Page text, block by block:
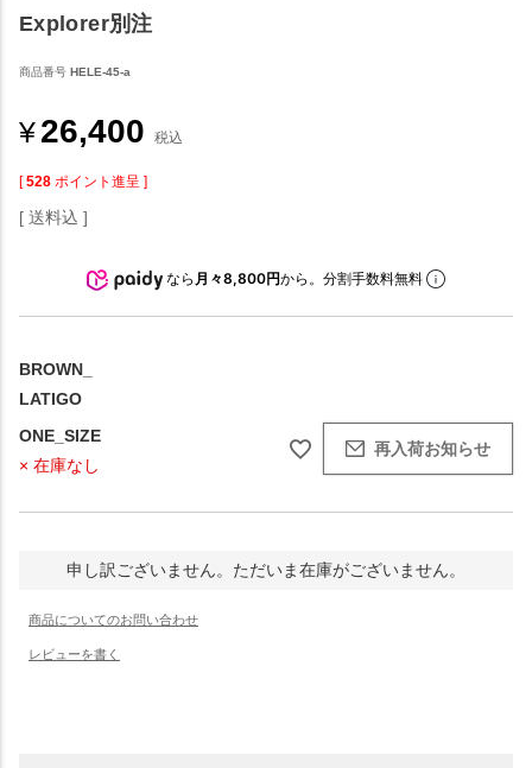
Explorer別注
商品番号 HELE-45-a
¥26,400 税込
[ 528 ポイント進呈 ]
送料込
なら 月々8,800円から。分割手数料無料
BROWN_
LATIGO
ONE_SIZE
× 在庫なし
再入荷お知らせ
申し訳ございません。ただいま在庫がございません。